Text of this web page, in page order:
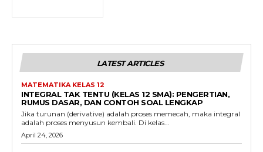
LATEST ARTICLES
MATEMATIKA KELAS 12
INTEGRAL TAK TENTU (KELAS 12 SMA): PENGERTIAN,
RUMUS DASAR, DAN CONTOH SOAL LENGKAP
Jika turunan (derivative) adalah proses memecah, maka integral
adalah proses menyusun kembali. Di kelas...
April 24, 2026